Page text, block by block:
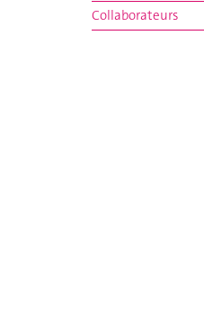
Collaborateurs